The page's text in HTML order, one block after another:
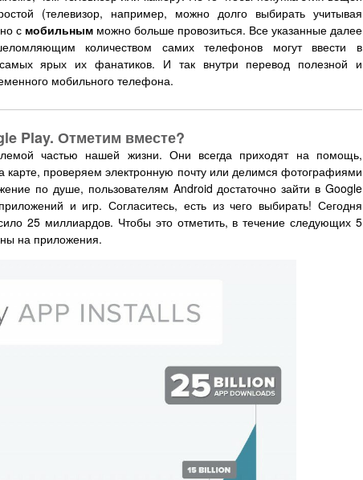
(телевизор, например, можно долго выбирать учитывая
с мобильным можно больше провозиться. Все указанные далее
количеством самих телефонов могут ввести в
ярых их фанатиков. И так внутри перевод полезной и
мобильного телефона.
Play. Отметим вместе?
частью нашей жизни. Они всегда приходят на помощь,
проверяем электронную почту или делимся фотографиями
по душе, пользователям Android достаточно зайти в Google
и игр. Согласитесь, есть из чего выбирать! Сегодня
25 миллиардов. Чтобы это отметить, в течение следующих 5
на приложения.